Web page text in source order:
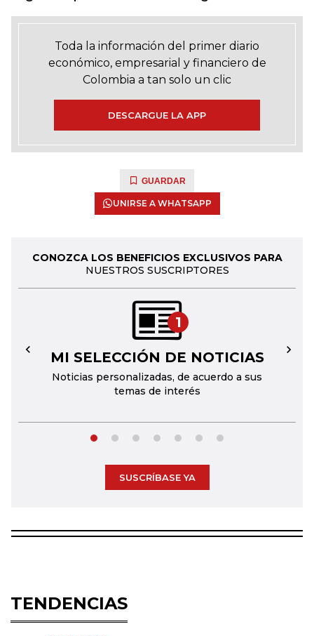
Toda la información del primer diario
económico, empresarial y financiero de
Colombia a tan solo un clic
DESCARGUE LA APP
GUARDAR
UNIRSE A WHATSAPP
CONOZCA LOS BENEFICIOS EXCLUSIVOS PARA
NUESTROS SUSCRIPTORES
1
MI SELECCIÓN DE NOTICIAS
Noticias personalizadas, de acuerdo a sus
temas de interés
← →
SUSCRÍBASE YA
TENDENCIAS